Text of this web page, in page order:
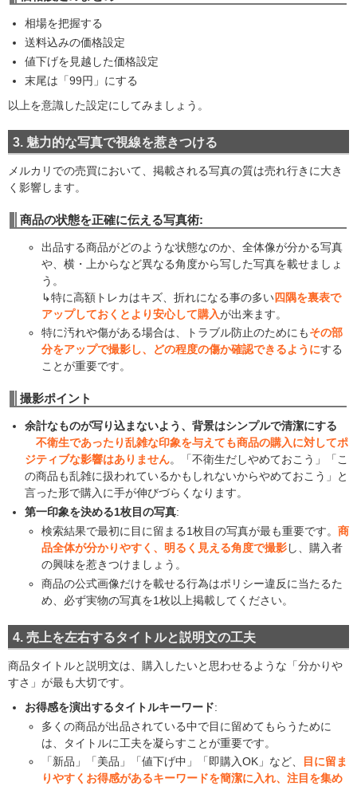
相場を把握する
送料込みの価格設定
値下げを見越した価格設定
末尾は「99円」にする
以上を意識した設定にしてみましょう。
3. 魅力的な写真で視線を惹きつける
メルカリでの売買において、掲載される写真の質は売れ行きに大き
く影響します。
商品の状態を正確に伝える写真術:
出品する商品がどのような状態なのか、全体像が分かる写真
や、横・上からなど異なる角度から写した写真を載せましょ
う。
↳特に高額トレカはキズ、折れになる事の多い四隅を裏表で
アップしておくとより安心して購入が出来ます。
特に汚れや傷がある場合は、トラブル防止のためにもその部
分をアップで撮影し、どの程度の傷か確認できるようにする
ことが重要です。
撮影ポイント
余計なものが写り込まないよう、背景はシンプルで清潔にする
不衛生であったり乱雑な印象を与えても商品の購入に対してポ
ジティブな影響はありません。「不衛生だしやめておこう」「こ
の商品も乱雑に扱われているかもしれないからやめておこう」と
言った形で購入に手が伸びづらくなります。
第一印象を決める1枚目の写真:
検索結果で最初に目に留まる1枚目の写真が最も重要です。 商
品全体が分かりやすく、明るく見える角度で撮影し、購入者
の興味を惹きつけましょう。
商品の公式画像だけを載せる行為はポリシー違反に当たるた
め、必ず実物の写真を1枚以上掲載してください。
4. 売上を左右するタイトルと説明文の工夫
商品タイトルと説明文は、購入したいと思わせるような「分かりや
すさ」が最も大切です。
お得感を演出するタイトルキーワード:
多くの商品が出品されている中で目に留めてもらうために
は、タイトルに工夫を凝らすことが重要です。
「新品」「美品」「値下げ中」「即購入OK」など、
目に留ま
りやすくお得感があるキーワードを簡潔に入れ、注目を集め